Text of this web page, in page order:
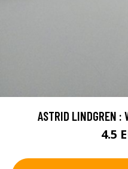
ASTRID LINDGREN :
4.5